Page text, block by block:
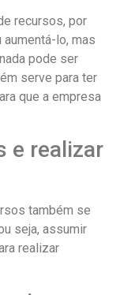
recursos, por
lo, mas
pode ser
serve para ter
que a empresa
e realizar
também se
seja, assumir
realizar